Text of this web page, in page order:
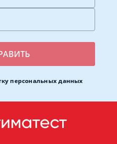
персональных данных